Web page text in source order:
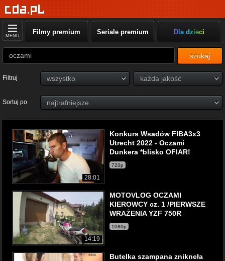
MENU Filmy premium Seriale premium Dla dzieci
szukaj
Filtruj
Sortuj po
28:01
Konkurs Wsadów FIBA3x3
Utrecht 2022 - Oczami
Dunkera *blisko OFIAR!
720p
14:19
MOTOVLOG OCZAMI
KIEROWCY cz. 1 /PIERWSZE
WRAŻENIA YZF 750R
1080p
Butelka szampana znikneła